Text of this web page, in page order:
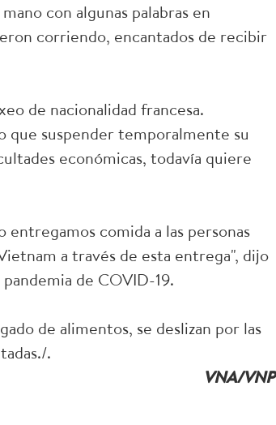
con algunas palabras en
corriendo, encantados de recibir
de nacionalidad francesa.
que suspender temporalmente su
económicas, todavía quiere
comida a las personas
a través de esta entrega", dijo
de COVID-19.
de alimentos, se deslizan por las
.
VNA/VNP